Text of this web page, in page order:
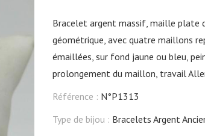
Bracelet argent massif, maille plate
géométrique, avec quatre maillons
émaillées, sur fond jaune ou bleu,
prolongement du maillon, travail
Référence : N°P1313
Type de bijou : Bracelets Argent